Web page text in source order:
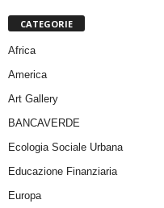
CATEGORIE
Africa
America
Art Gallery
BANCAVERDE
Ecologia Sociale Urbana
Educazione Finanziaria
Europa